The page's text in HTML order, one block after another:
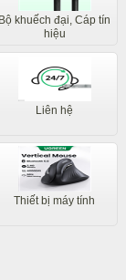
Bộ khuếch đại, Cáp tín
hiệu
Liên hệ
Thiết bị máy tính